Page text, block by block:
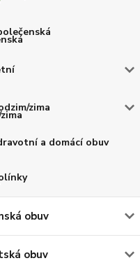
zima
a domácí obuv
obuv
obuv